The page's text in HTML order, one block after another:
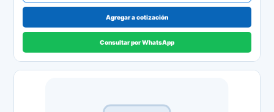
Agregar a cotización
Consultar por WhatsApp